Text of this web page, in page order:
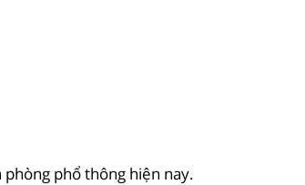
phổ thông hiện nay.